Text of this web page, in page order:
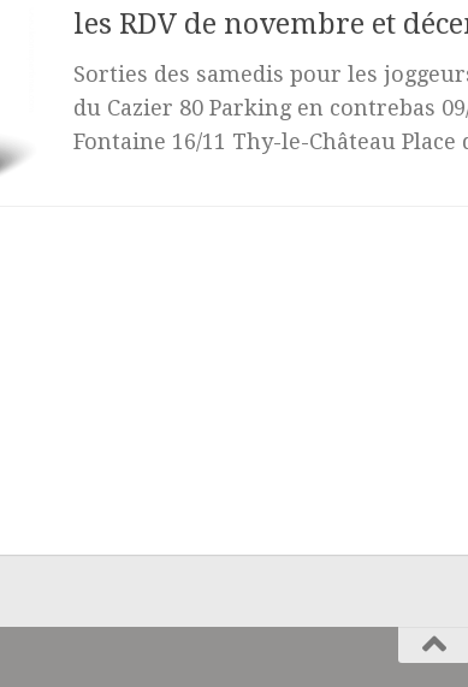
les RDV de novembre et
Sorties des samedis pour les
du Cazier 80 Parking en contrebas
Fontaine 16/11 Thy-le-Château Place